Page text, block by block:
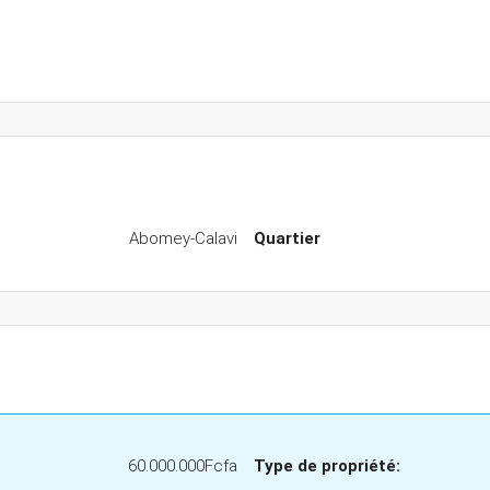
Abomey-Calavi Quartier
60.000.000Fcfa Type de propriété: